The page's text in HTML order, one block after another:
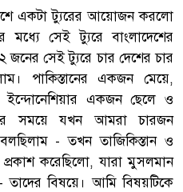
একটা ট্যুরের আয়োজন করলো
মধ্যে সেই ট্যুরে বাংলাদেশের
জনের সেই ট্যুরে চার দেশের চার
পাকিস্তানের একজন মেয়ে,
ইন্দোনেশিয়ার একজন ছেলে ও
সময়ে যখন আমরা চারজন
- তখন তাজিকিস্তান ও
প্রকাশ করেছিলো, যারা মুসলমান
বিষয়ে। আমি বিষয়টিকে